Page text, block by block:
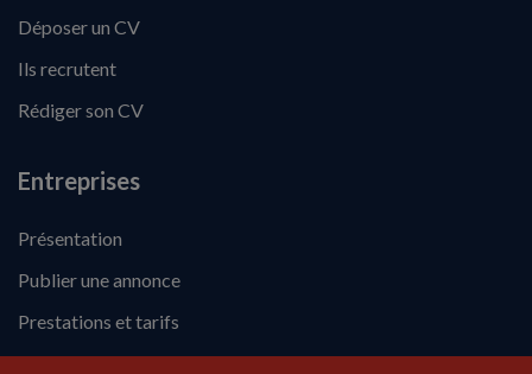
Déposer un CV
Ils recrutent
Rédiger son CV
Entreprises
Présentation
Publier une annonce
Prestations et tarifs